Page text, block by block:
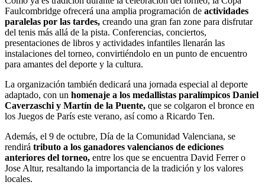
Faulcombridge ofrecerá una amplia programación de actividades
paralelas por las tardes, creando una gran fan zone para disfrutar
del tenis más allá de la pista. Conferencias, conciertos,
presentaciones de libros y actividades infantiles llenarán las
instalaciones del torneo, convirtiéndolo en un punto de encuentro
para amantes del deporte y la cultura.
La organización también dedicará una jornada especial al deporte
adaptado, con un homenaje a los medallistas paralímpicos Daniel
Caverzaschi y Martín de la Puente, que se colgaron el bronce en
los Juegos de París este verano, así como a Ricardo Ten.
Además, el 9 de octubre, Día de la Comunidad Valenciana, se
rendirá tributo a los ganadores valencianos de ediciones
anteriores del torneo, entre los que se encuentra David Ferrer o
Jose Altur, resaltando la importancia de la tradición y los valores
locales.